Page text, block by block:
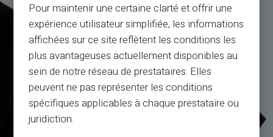
Pour maintenir une certaine clarté et offrir une
expérience utilisateur simplifiée, les informations
affichées sur ce site reflètent les conditions les
plus avantageuses actuellement disponibles au
sein de notre réseau de prestataires. Elles
peuvent ne pas représenter les conditions
spécifiques applicables à chaque prestataire ou
juridiction.